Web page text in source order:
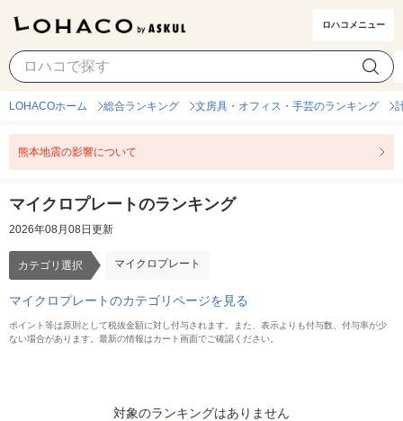
ロハコメニュー
マイクロプレート カテゴリ選択
LOHACOホーム 総合ランキング 文房具・オフィス・手芸のランキング
熊本地震の影響について
マイクロプレートのランキング
2026年08月08日更新
カテゴリ選択 マイクロプレート
マイクロプレートのカテゴリページを見る
ポイント等は原則として税抜金額に対し付与されます。また、表示よりも付与数、付与率が少
ない場合があります。最新の情報はカート画面でご確認ください。
対象のランキングはありません